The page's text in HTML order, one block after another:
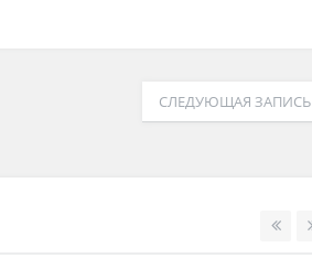
СЛЕДУЮЩАЯ ЗАПИСЬ